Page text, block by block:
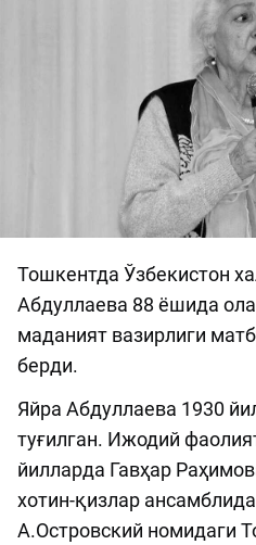
Тошкентда Ўзбекистон
Абдуллаева 88 ёшида
маданият вазирлиги
берди.
Яйра Абдуллаева 1930
туғилган. Ижодий
йилларда Гавҳар
хотин-қизлар
А.Островский номидаги